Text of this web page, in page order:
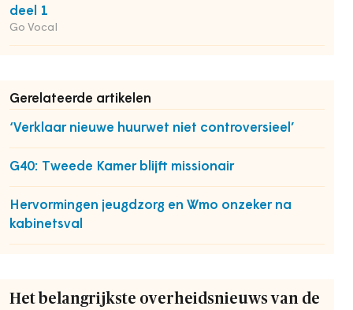
deel 1
Go Vocal
Gerelateerde artikelen
‘Verklaar nieuwe huurwet niet controversieel’
G40: Tweede Kamer blijft missionair
Hervormingen jeugdzorg en Wmo onzeker na
kabinetsval
Het belangrijkste overheidsnieuws van de